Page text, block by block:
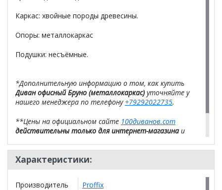
Каркас: хвойные породы древесины.
Опоры: металлокаркас
Подушки: несъёмные.
*Дополнительную информацию о том, как купить
Диван офисный Бруно (металлокаркас) уточняйте у
нашего менеджера по телефону +79292022735.
**Цены на официальном сайте 100диванов.com
действительны только для интернет-магазинаи
салонах сети!
Характеристики:
Производитель
Proffix